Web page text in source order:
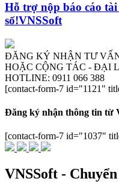
Hỗ trợ nộp báo cáo
số!VNSSoft
ĐĂNG KÝ NHẬN TƯ
HOẶC CỘNG TÁC - ĐẠI
HOTLINE: 0911 066 388
[contact-form-7 id="1121"
Đăng ký nhận thông tin từ
[contact-form-7 id="1037"
VNSSoft -